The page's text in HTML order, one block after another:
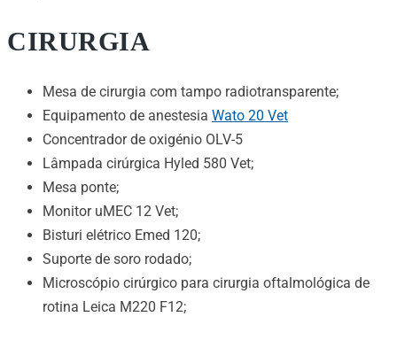
CIRURGIA
Mesa de cirurgia com tampo radiotransparente;
Equipamento de anestesia Wato 20 Vet
Concentrador de oxigénio OLV-5
Lâmpada cirúrgica Hyled 580 Vet;
Mesa ponte;
Monitor uMEC 12 Vet;
Bisturi elétrico Emed 120;
Suporte de soro rodado;
Microscópio cirúrgico para cirurgia oftalmológica de
rotina Leica M220 F12;